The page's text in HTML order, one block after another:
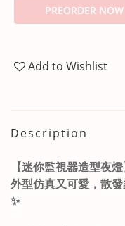
PREORDER NOW
Add to Wishlist
Description
【迷你監視器造型夜燈
外型仿真又可愛，散
✨